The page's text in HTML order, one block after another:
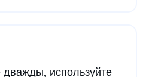
используйте